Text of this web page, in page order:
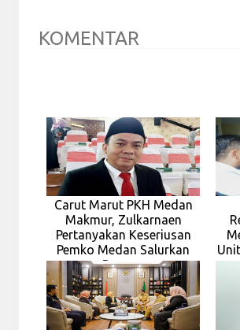
KOMENTAR
Carut Marut PKH Medan
Makmur, Zulkarnaen
Pertanyakan Keseriusan
Pemko Medan Salurkan
Bansos